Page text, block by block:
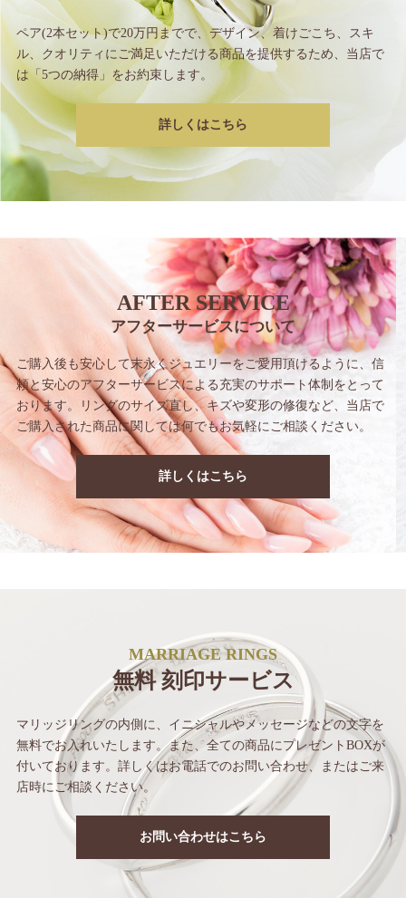
ペア(2本セット)で20万円までで、 デザイン、着けごこち、スキ
ル、クオリティに ご満足いただける商品を提供するため、 当店で
は「5つの納得」をお約束します。
詳しくはこちら
AFTER SERVICE
アフターサービスについて
ご購入後も安心して末永くジュエリーをご愛用頂けるように、信
頼と安心のアフターサービスによる充実のサポート体制をとって
おります。
リングのサイズ直し、キズや変形の修復など、 当店で
ご購入された商品に関しては何でもお気軽にご相談ください。
詳しくはこちら
MARRIAGE RINGS
無料 刻印サービス
マリッジリングの内側に、イニシャルやメッセージなどの文字を
無料でお入れいたします。また、全ての商品にプレゼントBOXが
付いております。詳しくはお電話でのお問い合わせ、
またはご来
店時にご相談ください。
お問い合わせはこちら